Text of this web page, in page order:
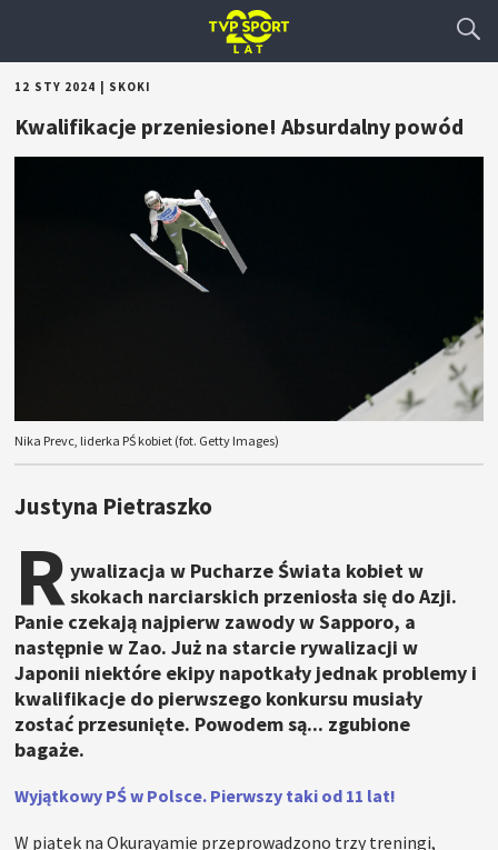
12 STY 2024 SKOKI
Kwalifikacje przeniesione! Absurdalny powód
Nika Prevc, liderka PŚ kobiet (fot. Getty Images)
Justyna Pietraszko
Rywalizacja w Pucharze Świata kobiet w
skokach narciarskich przeniosła się do Azji.
Panie czekają najpierw zawody w Sapporo, a
następnie w Zao. Już na starcie rywalizacji w
Japonii niektóre ekipy napotkały jednak problemy i
kwalifikacje do pierwszego konkursu musiały
zostać przesunięte. Powodem są... zgubione
bagaże.
Wyjątkowy PŚ w Polsce. Pierwszy taki od 11 lat!
W piątek na Okurayamie przeprowadzono trzy treningi,